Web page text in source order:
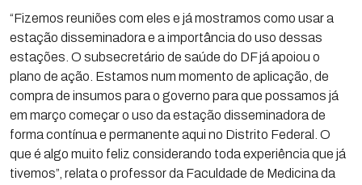
“Fizemos reuniões com eles e já mostramos como usar a
estação disseminadora e a importância do uso dessas
estações. O subsecretário de saúde do DF já apoiou o
plano de ação. Estamos num momento de aplicação, de
compra de insumos para o governo para que possamos já
em março começar o uso da estação disseminadora de
forma contínua e permanente aqui no Distrito Federal. O
que é algo muito feliz considerando toda experiência que já
tivemos”, relata o professor da Faculdade de Medicina da